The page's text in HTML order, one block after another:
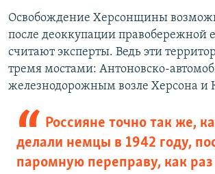
Освобождение Херсонщины
после деоккупации правобережной
считают эксперты. Ведь эти
тремя мостами: Антоновско-
железнодорожным возле Херсона и
Россияне точно так же,
делали немцы в 1942 году,
паромную переправу, как